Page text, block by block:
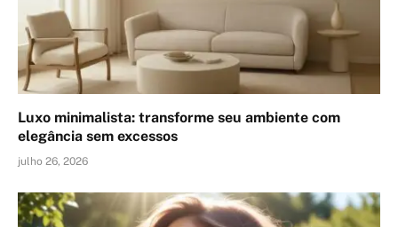
Luxo minimalista: transforme seu ambiente com
elegância sem excessos
julho 26, 2026